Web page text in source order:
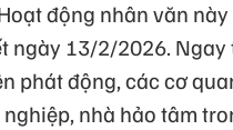
động nhân văn này
ngày 13/2/2026.
phát động, các cơ
nhà hảo tâm